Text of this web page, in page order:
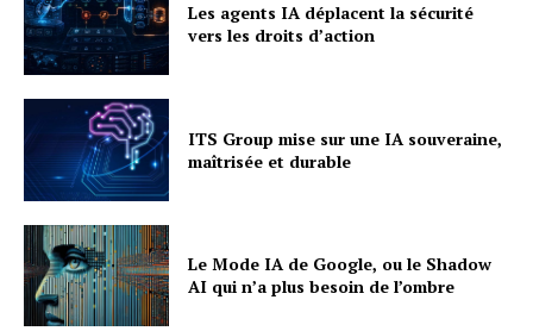
Les agents IA déplacent la sécurité
vers les droits d’action
ITS Group mise sur une IA souveraine,
maîtrisée et durable
Le Mode IA de Google, ou le Shadow
AI qui n’a plus besoin de l’ombre